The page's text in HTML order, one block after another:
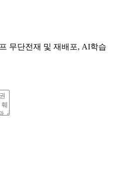
무단전재 및 재배포, AI학습